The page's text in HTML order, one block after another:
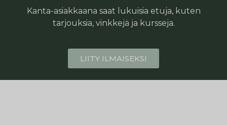
Kanta-asiakkaana saat lukuisia etuja, kuten
tarjouksia, vinkkejä ja kursseja.
LIITY ILMAISEKSI